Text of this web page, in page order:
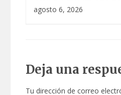
agosto 6, 2026
Deja una
Tu dirección de correo